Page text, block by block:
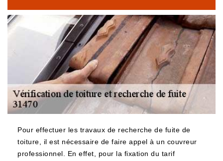
Pour effectuer les travaux de recherche de fuite de
toiture, il est nécessaire de faire appel à un couvreur
professionnel. En effet, pour la fixation du tarif